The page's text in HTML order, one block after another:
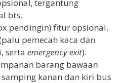
tergantung
bts.
pendingin) fitur opsional.
pemecah kaca dan
serta emergency exit).
barang bawaan
kanan dan kiri bus